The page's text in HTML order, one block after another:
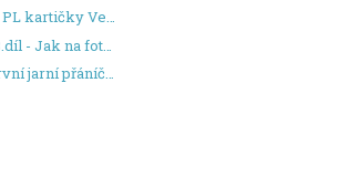
NOVINKA: České PL kartičky Veselé Velikonoce
PROJECT LIFE - 8.díl - Jak na fotky 3x4 v PicMonke...
EASTER CARD: První jarní přáníčko